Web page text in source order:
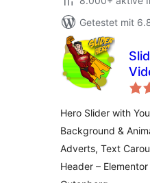
Getestet mit
Hero Slider with
Background &
Adverts, Text
Header –